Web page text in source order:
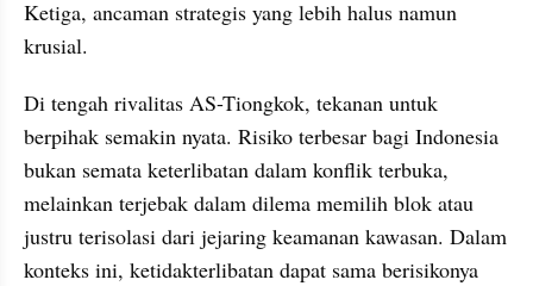
Ketiga, ancaman strategis yang lebih halus namun
krusial.
Di tengah rivalitas AS-Tiongkok, tekanan untuk
berpihak semakin nyata. Risiko terbesar bagi Indonesia
bukan semata keterlibatan dalam konflik terbuka,
melainkan terjebak dalam dilema memilih blok atau
justru terisolasi dari jejaring keamanan kawasan. Dalam
konteks ini, ketidakterlibatan dapat sama berisikonya